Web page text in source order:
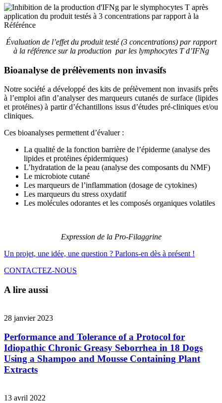
Évaluation de l’effet du produit testé (3 concentrations) par rapport
à la référence sur la production par les lymphocytes Td’IFNg
Bioanalyse de prélèvements non invasifs
Notre société a développé des kits de prélèvement non invasifs prêts
à l’emploi afin d’analyser des marqueurs cutanés de surface (lipides
et protéines) à partir d’échantillons issus d’études pré-cliniques et/ou
cliniques.
Ces bioanalyses permettent d’évaluer :
La qualité de la fonction barrière de l’épiderme (analyse des
lipides et protéines épidermiques)
L’hydratation de la peau (analyse des composants du NMF)
Le microbiote cutané
Les marqueurs de l’inflammation (dosage de cytokines)
Les marqueurs du stress oxydatif
Les molécules odorantes et les composés organiques volatiles
Expression de la Pro-Filaggrine
Un projet, une idée, une question ? Parlons-en dès à présent !
CONTACTEZ-NOUS
A lire aussi
28 janvier 2023
Performance and Tolerance of a Protocol for
Idiopathic Chronic Greasy Seborrhea in 18 Dogs
Using a Shampoo and Mousse Containing Plant
Extracts
13 avril 2022